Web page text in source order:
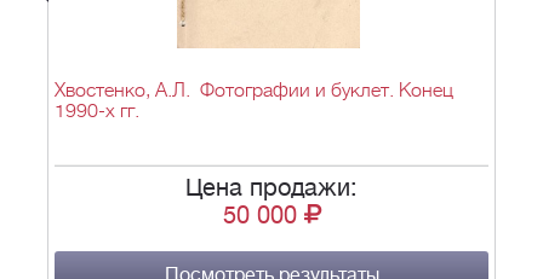
Хвостенко, А.Л. Фотографии и буклет. Конец
1990-х гг.
Цена продажи:
50 000